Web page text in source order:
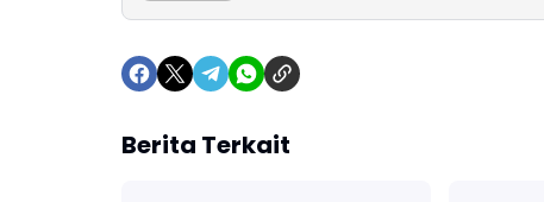
Berita Terkait